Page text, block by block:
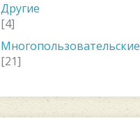
Другие
[4]
Многопользовательские
[21]